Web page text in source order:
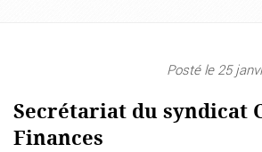
Posté le 25
Secrétariat du syndicat
Finances